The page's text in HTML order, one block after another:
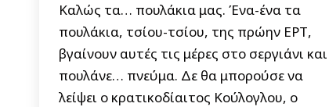
Καλώς τα… πουλάκια μας. Ένα-ένα τα
πουλάκια, τσίου-τσίου, της πρώην ΕΡΤ,
βγαίνουν αυτές τις μέρες στο σεργιάνι και
πουλάνε… πνεύμα. Δε θα μπορούσε να
λείψει ο κρατικοδίαιτος Κούλογλου, ο